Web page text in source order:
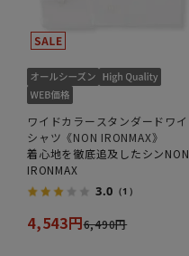
ワイドカラースタンダードワイ
シャツ《NON IRONMAX》
着心地を徹底追及したシンNON
IRONMAX
3.0 （1）
4,543円6,490円